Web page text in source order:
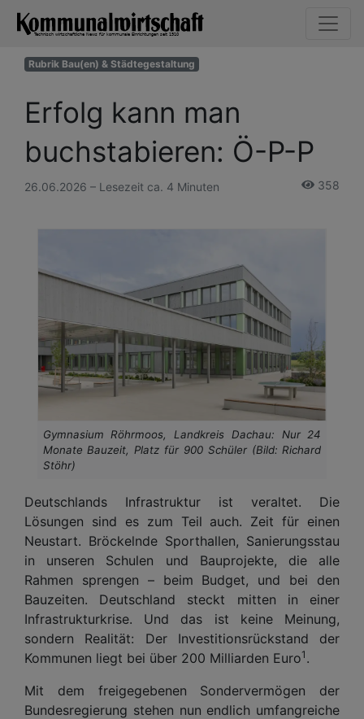
Rubrik Bau(en) & Städtegestaltung
Erfolg kann man
buchstabieren: Ö-P-P
26.06.2026 – Lesezeit ca. 4 Minuten 358
Gymnasium Röhrmoos, Landkreis Dachau: Nur 24
Monate Bauzeit, Platz für 900 Schüler (Bild: Richard
Stöhr)
Deutschlands Infrastruktur ist veraltet. Die
Lösungen sind es zum Teil auch. Zeit für einen
Neustart. Bröckelnde Sporthallen, Sanierungsstau
in unseren Schulen und Bauprojekte, die alle
Rahmen sprengen – beim Budget, und bei den
Bauzeiten. Deutschland steckt mitten in einer
Infrastrukturkrise. Und das ist keine Meinung,
sondern Realität: Der Investitionsrückstand der
Kommunen liegt bei über 200 Milliarden Euro1 .
Mit dem freigegebenen Sondervermögen der
Bundesregierung stehen nun endlich umfangreiche